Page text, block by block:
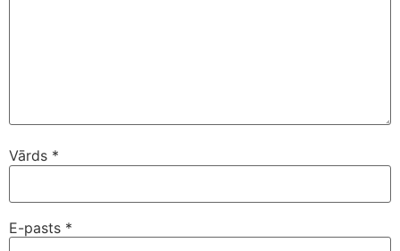
Vārds *
E-pasts *